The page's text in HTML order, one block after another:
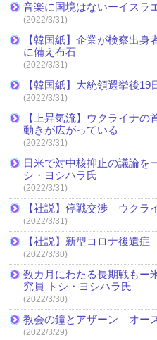
音楽に国境はないーイスラ
(2022/3/31)
【韓国紙】企業が検察出
に備え布石
(2022/3/31)
【韓国紙】大統領選挙後
(2022/3/31)
【上昇気流】ウクライナ
動きが広がっている
(2022/3/31)
日米で対中核抑止の議論を
シ・ヨシハラ氏
(2022/3/31)
【社説】停戦交渉 ウクラ
(2022/3/31)
【社説】新型コロナ後遺
(2022/3/30)
数カ月にわたる長期戦もー
究員 トシ・ヨシハラ氏
(2022/3/30)
教会の鐘とアザーン オー
(2022/3/29)